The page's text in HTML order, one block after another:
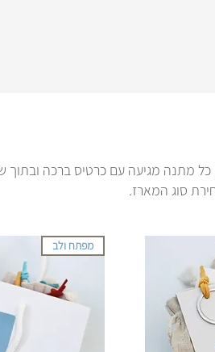
כל מתנה מגיעה עם כרטיס ברכה
סוג המארז.
מפתח ולב